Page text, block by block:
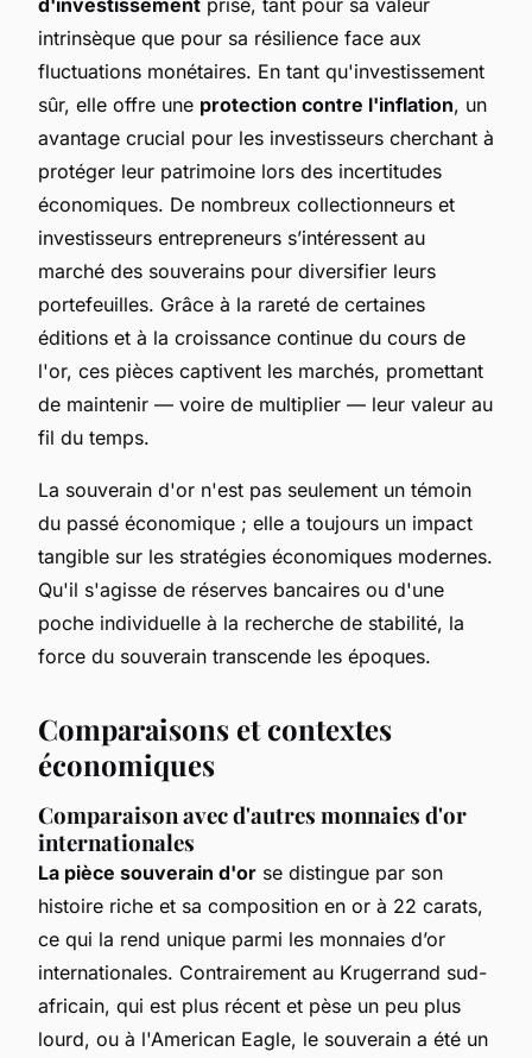
intrinsèque que pour sa résilience face aux
fluctuations monétaires. En tant qu'investissement
sûr, elle offre une protection contre l'inflation, un
avantage crucial pour les investisseurs cherchant à
protéger leur patrimoine lors des incertitudes
économiques. De nombreux collectionneurs et
investisseurs entrepreneurs s’intéressent au
marché des souverains pour diversifier leurs
portefeuilles. Grâce à la rareté de certaines
éditions et à la croissance continue du cours de
l'or, ces pièces captivent les marchés, promettant
de maintenir — voire de multiplier — leur valeur au
fil du temps.
La souverain d'or n'est pas seulement un témoin
du passé économique ; elle a toujours un impact
tangible sur les stratégies économiques modernes.
Qu'il s'agisse de réserves bancaires ou d'une
poche individuelle à la recherche de stabilité, la
force du souverain transcende les époques.
Comparaisons et contextes
économiques
Comparaison avec d'autres monnaies d'or
internationales
La pièce souverain d'or se distingue par son
histoire riche et sa composition en or à 22 carats,
ce qui la rend unique parmi les monnaies d’or
internationales. Contrairement au Krugerrand sud-
africain, qui est plus récent et pèse un peu plus
lourd, ou à l'American Eagle, le souverain a été un